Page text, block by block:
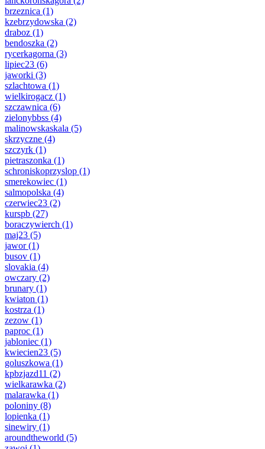
brzeznica (1)
kzebrzydowska (2)
draboz (1)
bendoszka (2)
rycerkagorna (3)
lipiec23 (6)
jaworki (3)
szlachtowa (1)
wielkirogacz (1)
szczawnica (6)
zielonybbss (4)
malinowskaskala (5)
skrzyczne (4)
szczyrk (1)
pietraszonka (1)
schroniskoprzyslop (1)
smerekowiec (1)
salmopolska (4)
czerwiec23 (2)
kurspb (27)
boraczywierch (1)
maj23 (5)
jawor(1)
busov (1)
slovakia (4)
owczary (2)
brunary (1)
kwiaton (1)
kostrza (1)
zezow (1)
paproc (1)
jabloniec (1)
kwiecien23 (5)
goluszkowa (1)
kpbzjazd11 (2)
wielkarawka (2)
malarawka (1)
poloniny (8)
lopienka (1)
sinewiry (1)
aroundtheworld (5)